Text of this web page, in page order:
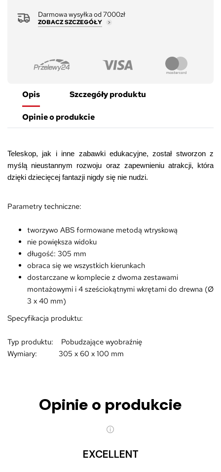
Darmowa wysyłka od 7000zł
ZOBACZ SZCZEGÓŁY
Opis Szczegóły produktu
Opinie o produkcie
Teleskop, jak i inne zabawki edukacyjne, został stworzon z
myślą nieustannym rozwoju oraz zapewnieniu atrakcji, która
dzięki dziecięcej fantazji nigdy się nie nudzi.
Parametry techniczne:
tworzywo ABS formowane metodą wtryskową
nie powiększa widoku
długość: 305 mm
obraca się we wszystkich kierunkach
dostarczane w komplecie z dwoma zestawami
montażowymi i 4 sześciokątnymi wkrętami do drewna (Ø
3 x 40 mm)
Specyfikacja produktu:
Typ produktu: Pobudzające wyobraźnię
Wymiary: 305 x 60 x 100 mm
Opinie o produkcie
EXCELLENT